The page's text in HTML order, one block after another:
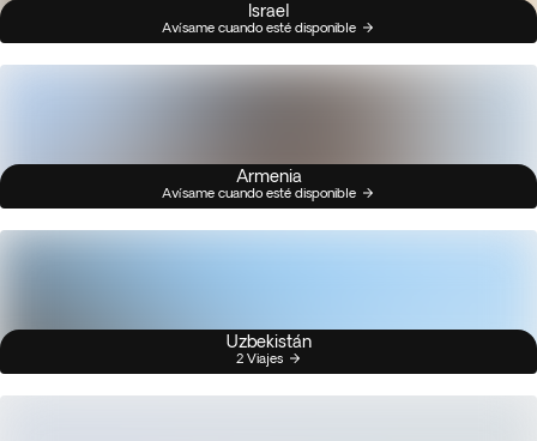
Israel
Avísame cuando esté disponible
Armenia
Avísame cuando esté disponible
Uzbekistán
2 Viajes